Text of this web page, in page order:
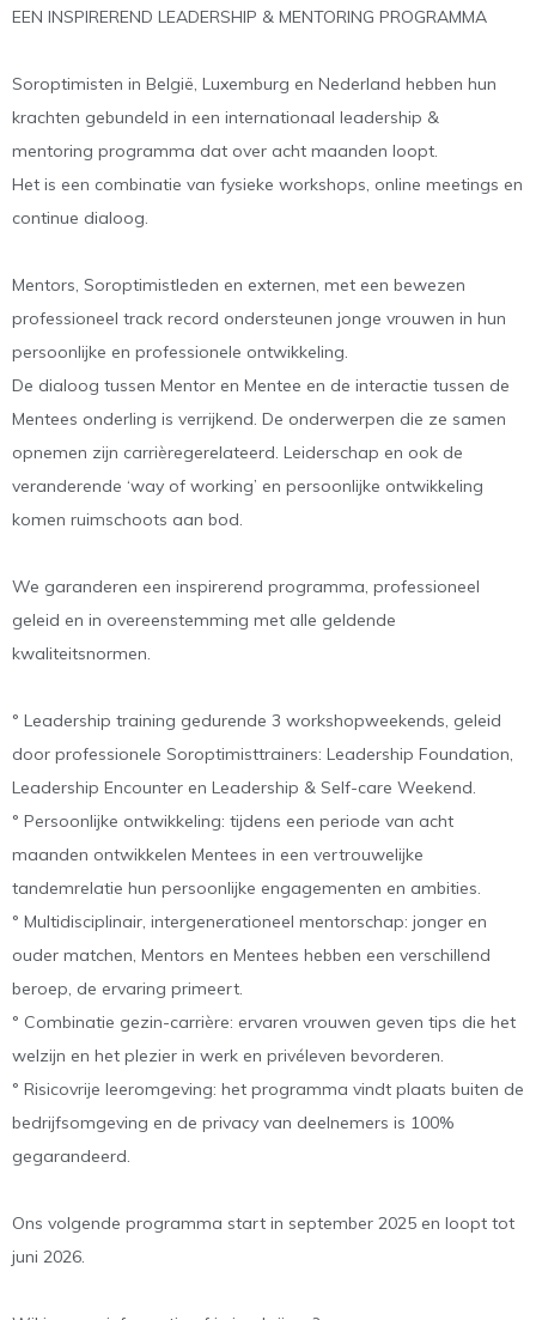
EEN INSPIREREND LEADERSHIP & MENTORING PROGRAMMA
Soroptimisten in België, Luxemburg en Nederland hebben hun
krachten gebundeld in een internationaal leadership &
mentoring programma dat over acht maanden loopt.
Het is een combinatie van fysieke workshops, online meetings en
continue dialoog.
Mentors, Soroptimistleden en externen, met een bewezen
professioneel track record ondersteunen jonge vrouwen in hun
persoonlijke en professionele ontwikkeling.
De dialoog tussen Mentor en Mentee en de interactie tussen de
Mentees onderling is verrijkend. De onderwerpen die ze samen
opnemen zijn carrièregerelateerd. Leiderschap en ook de
veranderende ‘way of working’ en persoonlijke ontwikkeling
komen ruimschoots aan bod.
We garanderen een inspirerend programma, professioneel
geleid en in overeenstemming met alle geldende
kwaliteitsnormen.
° Leadership training gedurende 3 workshopweekends, geleid
door professionele Soroptimisttrainers: Leadership Foundation,
Leadership Encounter en Leadership & Self-care Weekend.
° Persoonlijke ontwikkeling: tijdens een periode van acht
maanden ontwikkelen Mentees in een vertrouwelijke
tandemrelatie hun persoonlijke engagementen en ambities.
° Multidisciplinair, intergenerationeel mentorschap: jonger en
ouder matchen, Mentors en Mentees hebben een verschillend
beroep, de ervaring primeert.
° Combinatie gezin-carrière: ervaren vrouwen geven tips die het
welzijn en het plezier in werk en privéleven bevorderen.
° Risicovrije leeromgeving: het programma vindt plaats buiten de
bedrijfsomgeving en de privacy van deelnemers is 100%
gegarandeerd.
Ons volgende programma start in september 2025 en loopt tot
juni 2026.